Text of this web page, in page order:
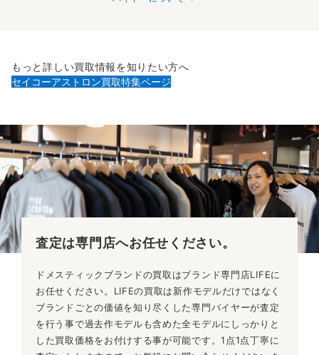
もっと詳しい買取情報を知りたい方へ
セイコーアストロン買取特集ページ
査定は専門店へお任せください。
ドメスティックブランドの買取はブランド専門店LIFEに
お任せください。LIFEの買取は新作モデルだけではなく
ブランドごとの価値を知り尽くした専門バイヤーが査定
を行う事で過去作モデルも含めた全モデルにしっかりと
した買取価格をお付けする事が可能です。1点1点丁寧に